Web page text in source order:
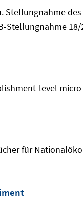
Stellungnahme
Stellungnahme 18/
level micro
für